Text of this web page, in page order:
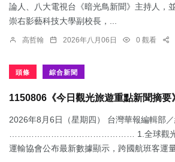
論人、八大電視台《暗光鳥新聞》主持人，
崇右影藝科技大學副校長，...
高哲翰 2026年八月06日 0 觀看
頭條 綜合新聞
1150806《今日觀光旅遊重點新聞摘要
2026年8月6日（星期四） 台灣華報編輯部
……………………………………… 1.​全球觀光客
運輸協會公布最新數據顯示，跨國航班客運量